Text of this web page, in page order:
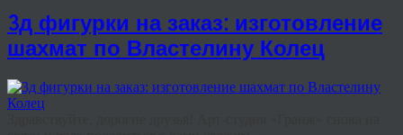
3д фигурки на заказ: изготовление
шахмат по Властелину Колец